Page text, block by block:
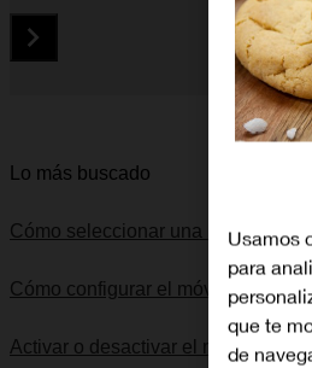
Diapositiva 1 de 5. Apple iPhone
Lo más buscado
Cómo seleccionar una red
Cómo configurar el móvil para
Activar o desactivar el modo de
Usamos
para
que te
de